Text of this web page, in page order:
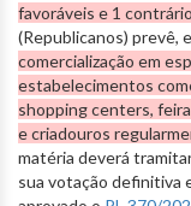
favoráveis e 1 contrário
(Republicanos) prevê,
comercialização em
estabelecimentos
shopping centers,
e criadouros
matéria deverá
sua votação definitiva